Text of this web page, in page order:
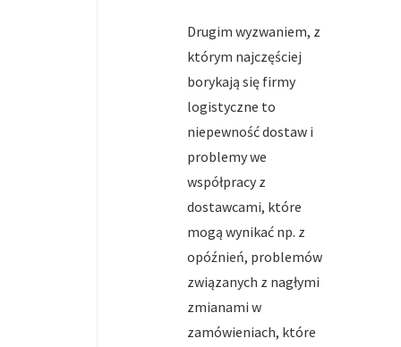
Drugim wyzwaniem, z
którym najczęściej
borykają się firmy
logistyczne to
niepewność dostaw i
problemy we
współpracy z
dostawcami, które
mogą wynikać np. z
opóźnień, problemów
związanych z nagłymi
zmianami w
zamówieniach, które